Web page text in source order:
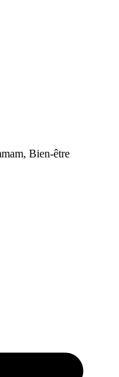
Bien-être